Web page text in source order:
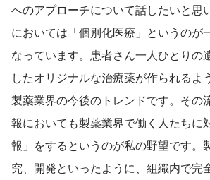
へのアプローチについて話したいと思
においては「個別化医療」というのが
なっています。患者さん一人ひとりの
したオリジナルな治療薬が作られるよ
製薬業界の今後のトレンドです。その
報においても製薬業界で働く人たちに
報」をするというのが私の野望です。
究、開発といったように、組織内で完